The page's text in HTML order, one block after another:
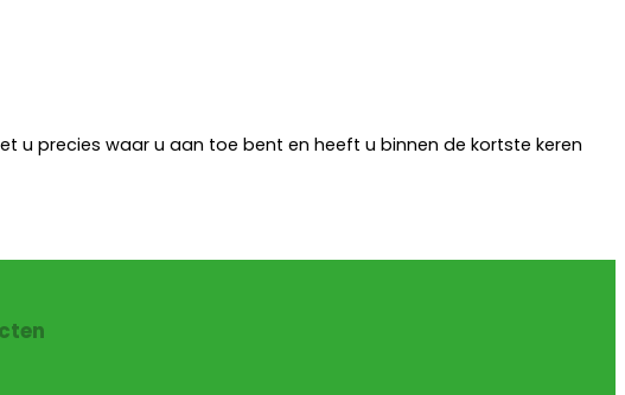
u precies waar u aan toe bent en heeft u binnen de kortste keren